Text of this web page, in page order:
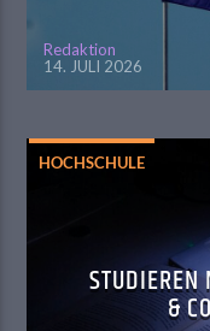
Redaktion
14. JULI 2026
HOCHSCHULE
&